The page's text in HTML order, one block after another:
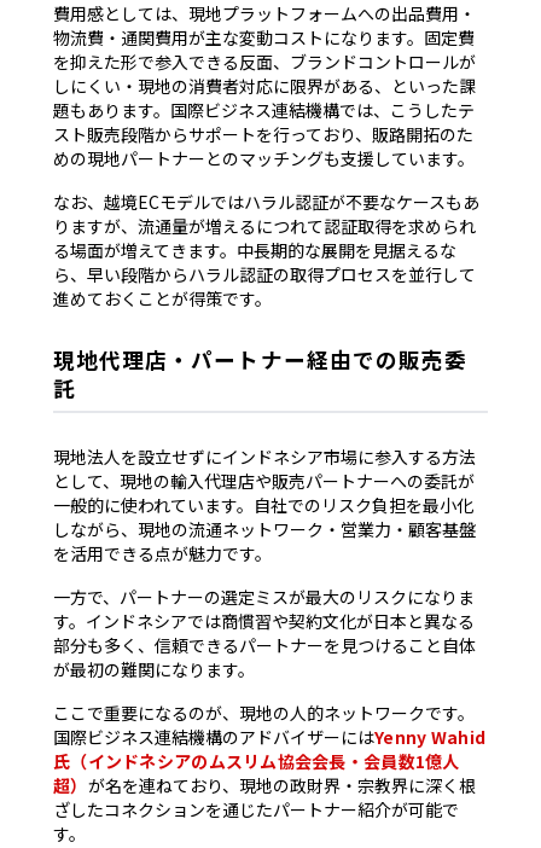
費用感としては、現地プラットフォームへの出品費用・
物流費・通関費用が主な変動コストになります。固定費
を抑えた形で参入できる反面、ブランドコントロールが
しにくい・現地の消費者対応に限界がある、といった課
題もあります。国際ビジネス連結機構では、こうしたテ
スト販売段階からサポートを行っており、販路開拓のた
めの現地パートナーとのマッチングも支援しています。
なお、越境ECモデルではハラル認証が不要なケースもあ
りますが、流通量が増えるにつれて認証取得を求められ
る場面が増えてきます。中長期的な展開を見据えるな
ら、早い段階からハラル認証の取得プロセスを並行して
進めておくことが得策です。
現地代理店・パートナー経由での販売委
託
現地法人を設立せずにインドネシア市場に参入する方法
として、現地の輸入代理店や販売パートナーへの委託が
一般的に使われています。自社でのリスク負担を最小化
しながら、現地の流通ネットワーク・営業力・顧客基盤
を活用できる点が魅力です。
一方で、パートナーの選定ミスが最大のリスクになりま
す。インドネシアでは商慣習や契約文化が日本と異なる
部分も多く、信頼できるパートナーを見つけること自体
が最初の難関になります。
ここで重要になるのが、現地の人的ネットワークです。
国際ビジネス連結機構のアドバイザーにはYenny Wahid
氏（インドネシアのムスリム協会会長・会員数1億人
超） が名を連ねており、現地の政財界・宗教界に深く根
ざしたコネクションを通じたパートナー紹介が可能で
す。